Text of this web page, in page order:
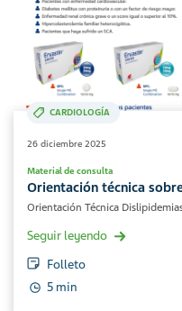
CARDIOLOGÍA
26 diciembre 2025
Material de consulta
Orientación técnica
Orientación Técnica
Seguir leyendo
Folleto
5 min